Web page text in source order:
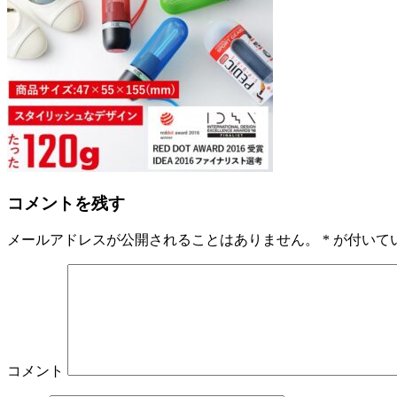
コメントを残す
メールアドレスが公開されることはありません。 * が付いて
コメント